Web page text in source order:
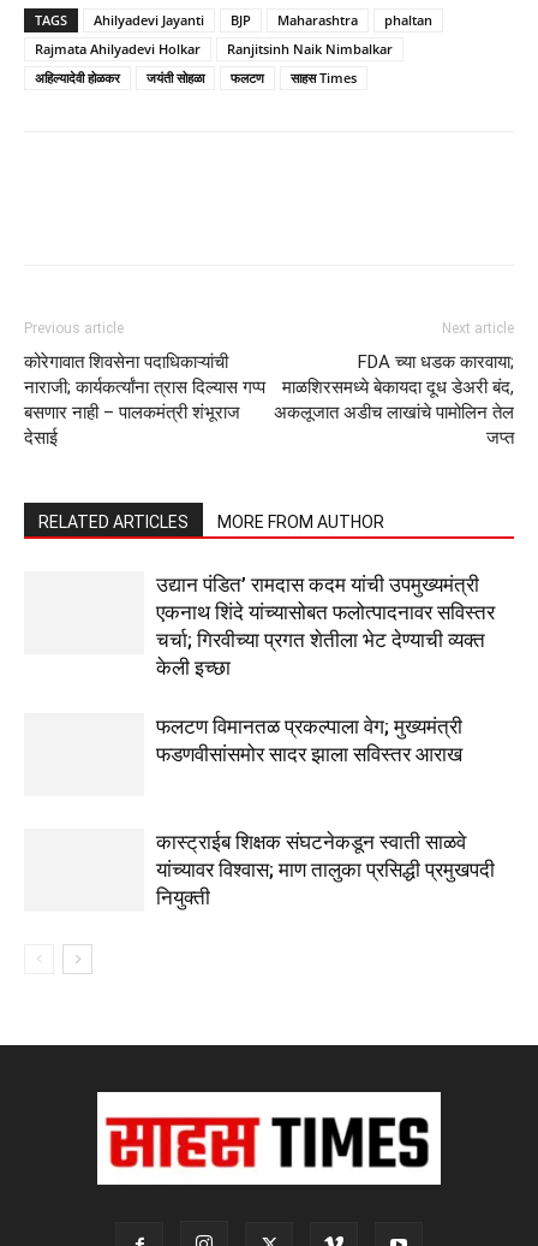
TAGS Ahilyadevi Jayanti BJP Maharashtra
phaltan
Rajmata Ahilyadevi Holkar
Ranjitsinh Naik Nimbalkar
अहिल्यादेवी होळकर
जयंती सोहळा फलटण साहस Times
Previous article
कोरेगावात शिवसेना पदाधिकाऱ्यांची
नाराजी; कार्यकर्त्यांना त्रास दिल्यास गप्प
बसणार नाही – पालकमंत्री शंभूराज
देसाई
Next article
FDA च्या धडक कारवाया;
माळशिरसमध्ये बेकायदा दूध डेअरी बंद,
अकलूजात अडीच लाखांचे पामोलिन तेल
जप्त
RELATED ARTICLES MORE FROM AUTHOR
उद्यान पंडित’ रामदास कदम यांची उपमुख्यमंत्री
एकनाथ शिंदे यांच्यासोबत फलोत्पादनावर सविस्तर
चर्चा; गिरवीच्या प्रगत शेतीला भेट देण्याची व्यक्त
केली इच्छा
फलटण विमानतळ प्रकल्पाला वेग; मुख्यमंत्री
फडणवीसांसमोर सादर झाला सविस्तर आराख
कास्ट्राईब शिक्षक संघटनेकडून स्वाती साळवे
यांच्यावर विश्वास; माण तालुका प्रसिद्धी प्रमुखपदी
नियुक्ती